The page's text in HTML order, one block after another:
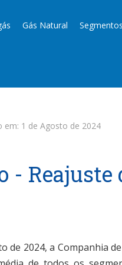
Gás Natural
em: 1 de Agosto de 2024
- Reajuste
de 2024, a Companhia